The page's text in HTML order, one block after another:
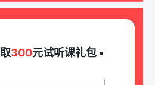
300元试听课礼包 •